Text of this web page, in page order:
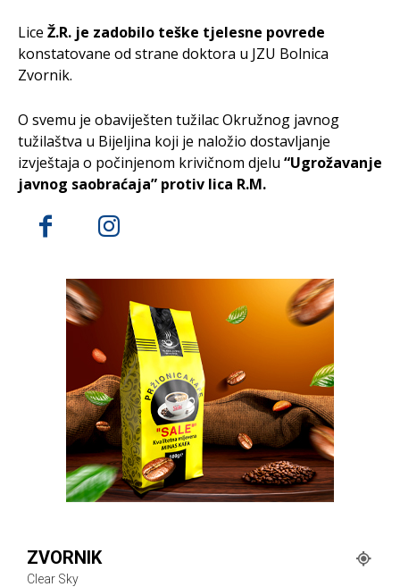
Lice Ž.R. je zadobilo teške tjelesne povrede
konstatovane od strane doktora u JZU Bolnica
Zvornik.
O svemu je obaviješten tužilac Okružnog javnog
tužilaštva u Bijeljina koji je naložio dostavljanje
izvještaja o počinjenom krivičnom djelu “Ugrožavanje
javnog saobraćaja” protiv lica R.M.
ZVORNIK
Clear Sky